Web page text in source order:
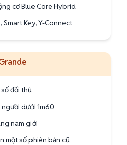
cơ Blue Core Hybrid
Smart Key, Y-Connect
đối thủ
dưới 1m60
nam giới
một số phiên bản cũ